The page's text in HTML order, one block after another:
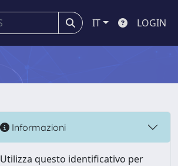
IT LOGIN
Informazioni
Utilizza questo identificativo per